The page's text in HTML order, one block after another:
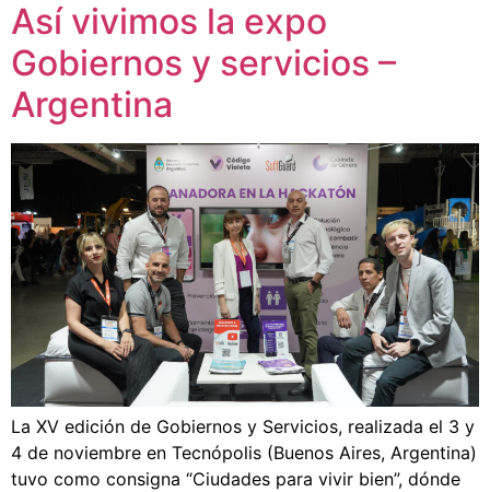
Así vivimos la expo
Gobiernos y servicios –
Argentina
La XV edición de Gobiernos y Servicios, realizada el 3 y
4 de noviembre en Tecnópolis (Buenos Aires, Argentina)
tuvo como consigna “Ciudades para vivir bien”, dónde